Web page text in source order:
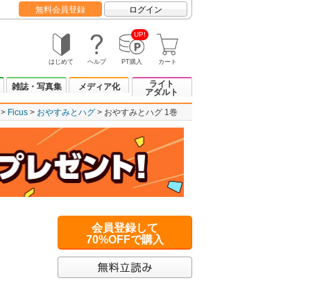
無料会員登録 ログイン
はじめて ヘルプ
UP!
PT購入 カート
雑誌・写真集 メディア化
ライト
アダルト
Ficus おやすみとハグ おやすみとハグ 1巻
会員登録して
70%OFFで購入